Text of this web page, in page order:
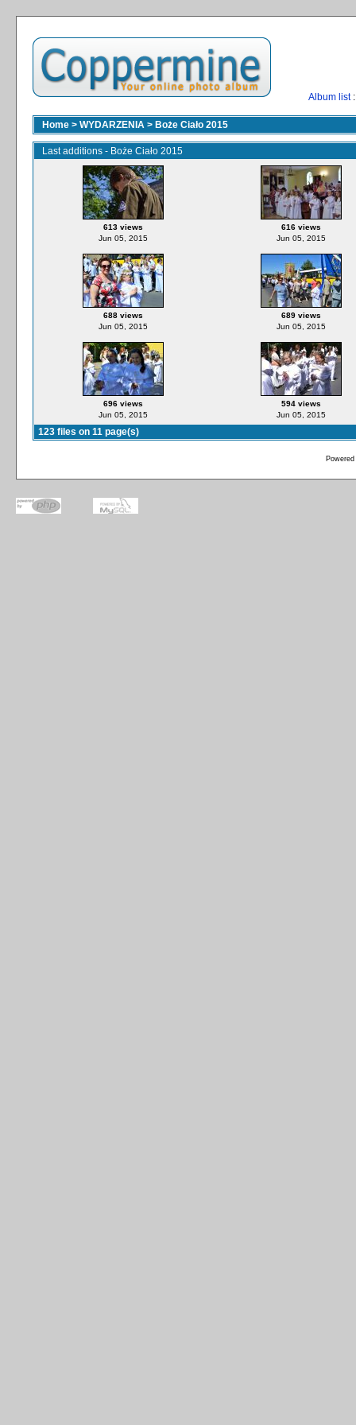
Album list
Home > WYDARZENIA > Boże Ciało 2015
Last additions - Boże Ciało 2015
613 views
Jun 05, 2015
616 views
Jun 05, 2015
688 views
Jun 05, 2015
689 views
Jun 05, 2015
696 views
Jun 05, 2015
594 views
Jun 05, 2015
123 files on 11 page(s)